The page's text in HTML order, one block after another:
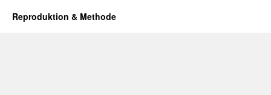
Reproduktion & Methode